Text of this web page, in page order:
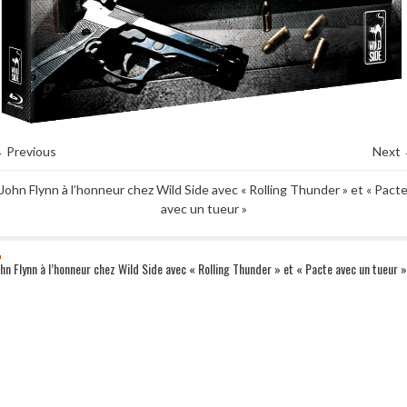
Next
John Flynn à l’honneur chez Wild Side avec « Rolling Thunder » et « Pacte
avec un tueur »
Flynn à l’honneur chez Wild Side avec « Rolling Thunder » et « Pacte avec un tueur »